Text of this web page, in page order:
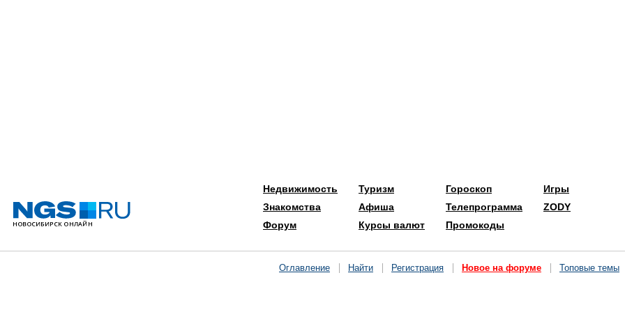
Недвижимость
Знакомства
Форум
Туризм
Афиша
Курсы валют
Гороскоп
Телепрограмма
Промокоды
Игры
ZODY
Оглавление Найти Регистрация Новое на форуме Топовые темы